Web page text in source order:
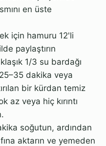
en üste
için hamuru 12'li
paylaştırın
1/3 su bardağı
dakika veya
bir kürdan temiz
az veya hiç kırıntı
soğutun, ardından
aktarın ve yemeden